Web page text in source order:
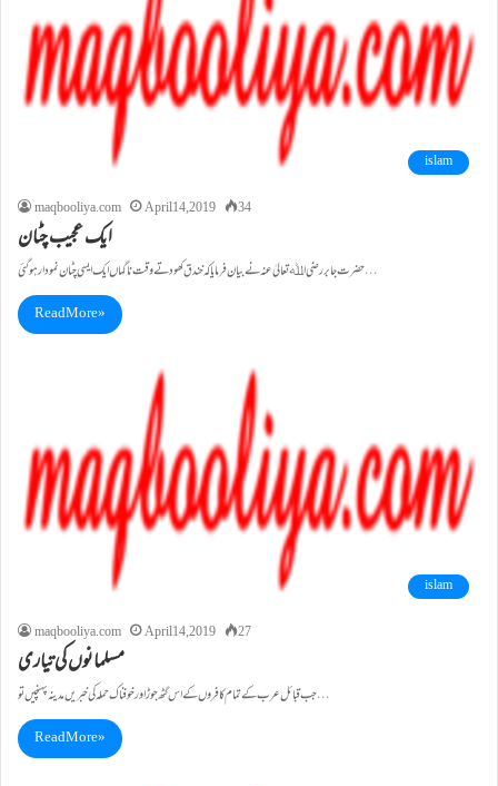
islam
maqbooliya.com
April 14, 2019 34
ایک عجیب چٹان
حضرت جابر رضی اﷲ تعالیٰ عنہ نے بیان فرمایا کہ خندق کھودتے وقت ناگہاں ایک ایسی چٹان نمودار ہو گئی…
Read More »
islam
maqbooliya.com
April 14, 2019 27
مسلمانوں کی تیاری
جب قبائل عرب کے تمام کافروں کے اس گٹھ جوڑ اور خوفناک حملہ کی خبریں مدینہ پہنچیں تو…
Read More »